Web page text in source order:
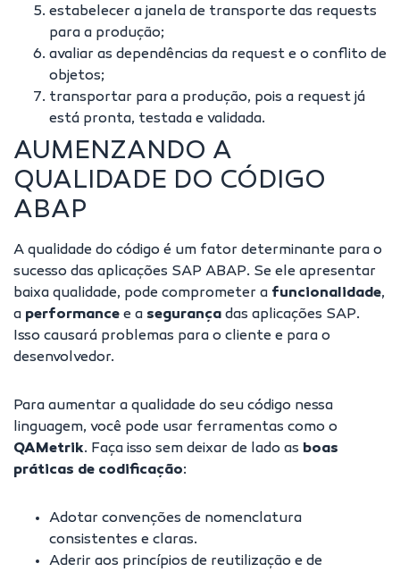
estabelecer a janela de transporte das requests
para a produção;
avaliar as dependências da request e o conflito de
objetos;
transportar para a produção, pois a request já
está pronta, testada e validada.
AUMENZANDO A
QUALIDADE DO CÓDIGO
ABAP
A qualidade do código é um fator determinante para o
sucesso das aplicações SAP ABAP. Se ele apresentar
baixa qualidade, pode comprometer a funcionalidade,
a performance e a segurança das aplicações SAP.
Isso causará problemas para o cliente e para o
desenvolvedor.
Para aumentar a qualidade do seu código nessa
linguagem, você pode usar ferramentas como o
QAMetrik. Faça isso sem deixar de lado as boas
práticas de codificação:
Adotar convenções de nomenclatura
consistentes e claras.
Aderir aos princípios de reutilização e de